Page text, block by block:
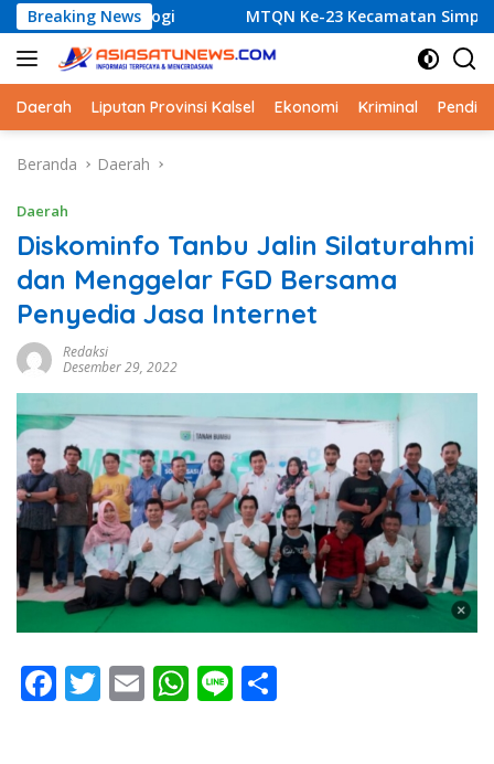
Langsung
ke
konten
Breaking NewsMTQN Ke-23 Kecamatan Simpang Empat: Ikhtiar
Daerah Liputan Provinsi Kalsel Ekonomi Kriminal
Beranda Daerah
Daerah
Diskominfo Tanbu Jalin Silaturahmi
dan Menggelar FGD Bersama
Penyedia Jasa Internet
Redaksi
Desember 29, 2022
F T E W Li